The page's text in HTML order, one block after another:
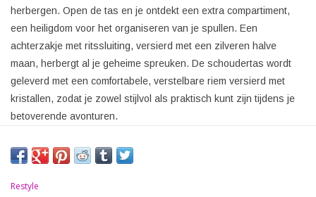
herbergen. Open de tas en je ontdekt een extra compartiment,
een heiligdom voor het organiseren van je spullen. Een
achterzakje met ritssluiting, versierd met een zilveren halve
maan, herbergt al je geheime spreuken. De schoudertas wordt
geleverd met een comfortabele, verstelbare riem versierd met
kristallen, zodat je zowel stijlvol als praktisch kunt zijn tijdens je
betoverende avonturen.
Restyle